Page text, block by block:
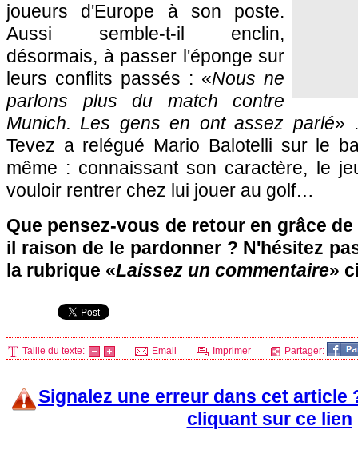
joueurs d'Europe à son poste.
Aussi semble-t-il enclin,
désormais, à passer l'éponge sur
leurs conflits passés : «Nous ne
parlons plus du match contre
Munich. Les gens en ont assez parlé»
Tevez a relégué Mario Balotelli sur le
même : connaissant son caractère, le
vouloir rentrer chez lui jouer au golf…
Que pensez-vous de retour en grâce
il raison de le pardonner ? N'hésitez
la rubrique «Laissez un commentaire»
Taille du texte: Email Imprimer Partager:
Signalez une erreur dans cet article
cliquant sur ce lien